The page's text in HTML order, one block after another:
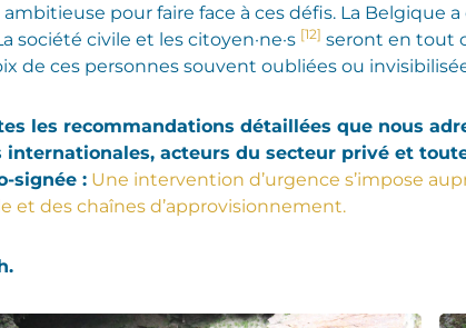
pour faire face à ces défis. La Belgique
société civile et les citoyen·ne·s [12] seront en tout
de ces personnes souvent oubliées ou
les recommandations détaillées que nous
internationales, acteurs du secteur privé et
signée : Une intervention d’urgence s’impose
et des chaînes d’approvisionnement.